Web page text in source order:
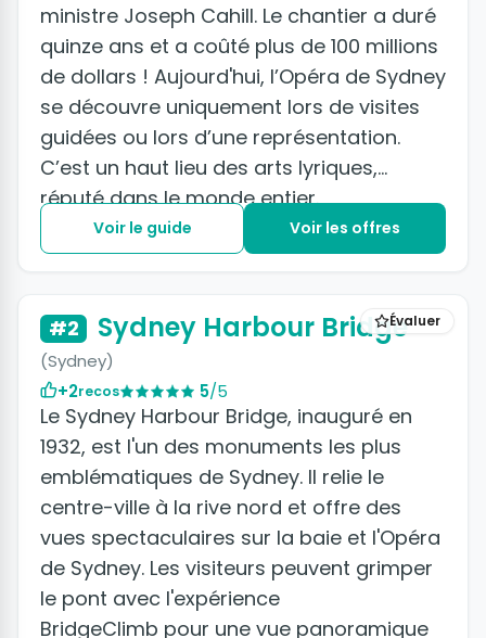
ministre Joseph Cahill. Le chantier a duré
quinze ans et a coûté plus de 100 millions
de dollars ! Aujourd'hui, l’Opéra de Sydney
se découvre uniquement lors de visites
guidées ou lors d’une représentation.
C’est un haut lieu des arts lyriques,
réputé dans le monde entier.
Voir le guide Voir les offres
Évaluer
#2 Sydney Harbour Bridge
(Sydney)
+2recos 5/5
Le Sydney Harbour Bridge, inauguré en
1932, est l'un des monuments les plus
emblématiques de Sydney. Il relie le
centre-ville à la rive nord et offre des
vues spectaculaires sur la baie et l'Opéra
de Sydney. Les visiteurs peuvent grimper
le pont avec l'expérience
BridgeClimb pour une vue panoramique